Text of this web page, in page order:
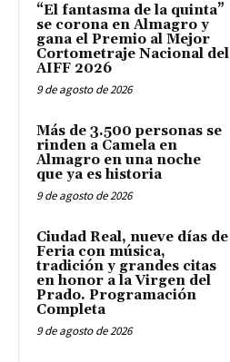
“El fantasma de la quinta”
se corona en Almagro y
gana el Premio al Mejor
Cortometraje Nacional del
AIFF 2026
9 de agosto de 2026
Más de 3.500 personas se
rinden a Camela en
Almagro en una noche
que ya es historia
9 de agosto de 2026
Ciudad Real, nueve días de
Feria con música,
tradición y grandes citas
en honor a la Virgen del
Prado. Programación
Completa
9 de agosto de 2026